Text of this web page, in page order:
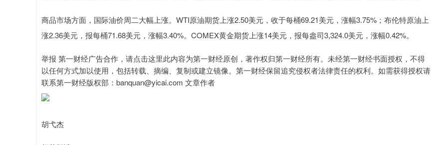
商品市场方面，国际油价周二大幅上涨。WTI原油期货上涨2.50美元，收于每桶69.21美元，涨幅3.75%；布伦特原油上
涨2.36美元，报每桶71.68美元，涨幅3.40%。COMEX黄金期货上涨14美元，报每盎司3,324.0美元，涨幅0.42%。
举报 第一财经广告合作，请点击这里此内容为第一财经原创，著作权归第一财经所有。未经第一财经书面授权，不得
以任何方式加以使用，包括转载、摘编、复制或建立镜像。第一财经保留追究侵权者法律责任的权利。如需获得授权请
联系第一财经版权部：banquan@yicai.com 文章作者
胡弋杰